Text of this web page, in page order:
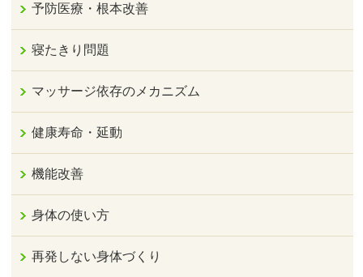
予防医療・根本改善
寝たきり問題
マッサージ依存のメカニズム
健康寿命・延動
機能改善
身体の使い方
再発しない身体づくり